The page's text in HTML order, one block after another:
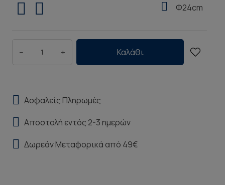
Φ24cm
− + Καλάθι
Ασφαλείς Πληρωμές
Αποστολή εντός 2-3 ημερών
Δωρεάν Μεταφορικά από 49€